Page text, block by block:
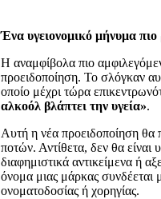
Ένα υγειονομικό μήνυμα πιο
Η αναμφίβολα πιο
προειδοποίηση. Το σλόγκαν
οποίο μέχρι τώρα
αλκοόλ βλάπτει την υγεία».
Αυτή η νέα προειδοποίηση θα
ποτών. Αντίθετα, δεν θα είναι
διαφημιστικά αντικείμενα ή
όνομα μιας μάρκας
ονοματοδοσίας ή χορηγίας.